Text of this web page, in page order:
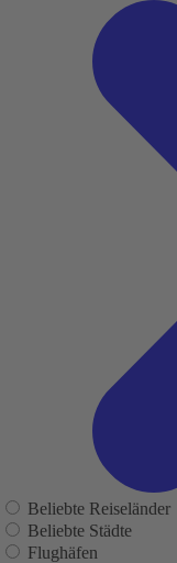
Beliebte Reiseländer
Beliebte Städte
Flughäfen